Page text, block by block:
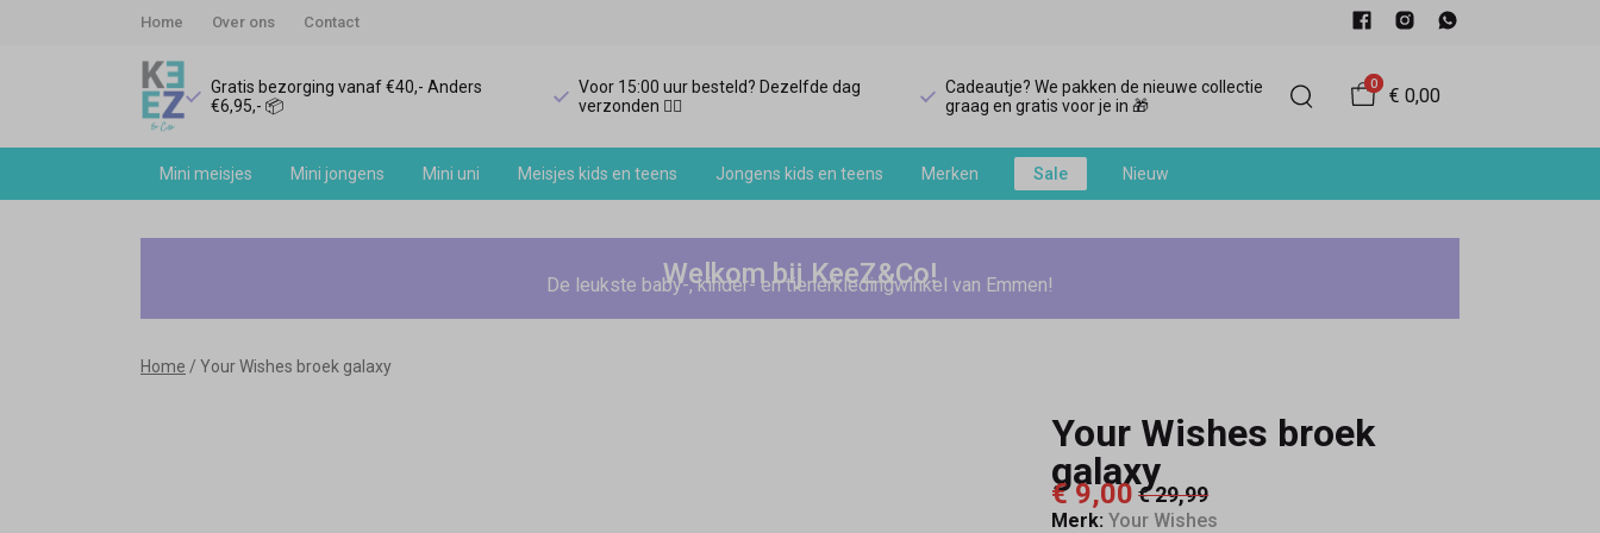
Home Over ons Contact
Gratis bezorging vanaf €40,- Anders
€6,95,- 📦
Voor 15:00 uur besteld? Dezelfde dag
verzonden 🏃‍♀️
Cadeautje? We pakken de nieuwe collectie
graag en gratis voor je in 🎁
0
€ 0,00
Mini meisjes Mini jongens Mini uni Meisjes kids en teens Jongens kids en teens Merken Sale Nieuw
broek
galaxy
Welkom bij KeeZ&Co!
De leukste baby-, kinder- en tienerkledingwinkel van Emmen!
Home Your Wishes broek galaxy
Your Wishes broek
galaxy
€ 9,00 € 29,99
Merk: Your Wishes